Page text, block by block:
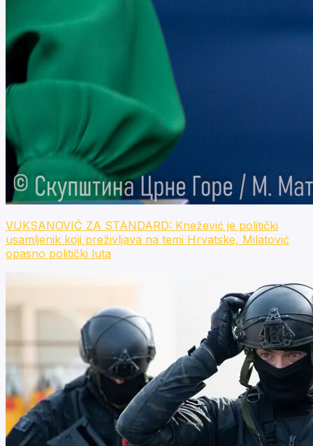
VUKSANOVIĆ ZA STANDARD: Knežević je politički
usamljenik koji preživljava na temi Hrvatske, Milatović
opasno politički luta